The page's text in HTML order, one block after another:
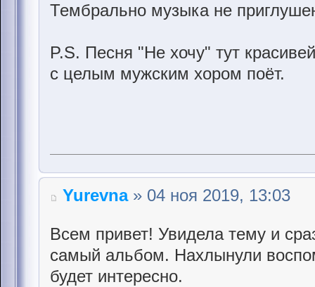
Тембрально музыка не
P.S. Песня "Не хочу" тут
с целым мужским хором поёт.
Yurevna» 04 ноя 2019, 13:03
Всем привет! Увидела тему и
самый альбом. Нахлынули
будет интересно.